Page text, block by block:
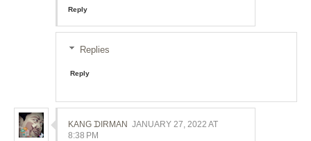
Reply
Replies
Reply
KANG ᗪIRMAN JANUARY 27, 2022 AT
8:38 PM